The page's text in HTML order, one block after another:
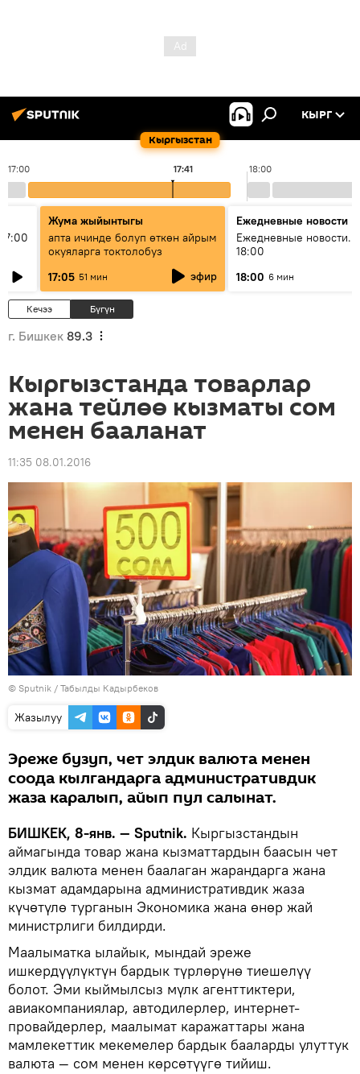
Кыргызстан
КЫРГ
17:00 18:00
17:41
Жума жыйынтыгы
апта ичинде болуп өткөн айрым
окуяларга токтолобуз
17:05 51 мин эфир
Ежедневные новости
Ежедневные новости.
18:00
18:00 6 мин
Кечээ Бүгүн
г. Бишкек 89.3
Кыргызстанда товарлар
жана тейлөө кызматы сом
менен бааланат
11:35 08.01.2016
© Sputnik / Табылды Кадырбеков
Жазылуу
Эреже бузуп, чет элдик валюта менен
соода кылгандарга административдик
жаза каралып, айып пул салынат.
БИШКЕК, 8-янв. — Sputnik. Кыргызстандын
аймагында товар жана кызматтардын баасын чет
элдик валюта менен баалаган жарандарга жана
кызмат адамдарына административдик жаза
күчөтүлө турганын Экономика жана өнөр жай
министрлиги билдирди.
Маалыматка ылайык, мындай эреже
ишкердүүлүктүн бардык түрлөрүнө тиешелүү
болот. Эми кыймылсыз мүлк агенттиктери,
авиакомпаниялар, автодилерлер, интернет-
провайдерлер, маалымат каражаттары жана
мамлекеттик мекемелер бардык бааларды улуттук
валюта — сом менен көрсөтүүгө тийиш.